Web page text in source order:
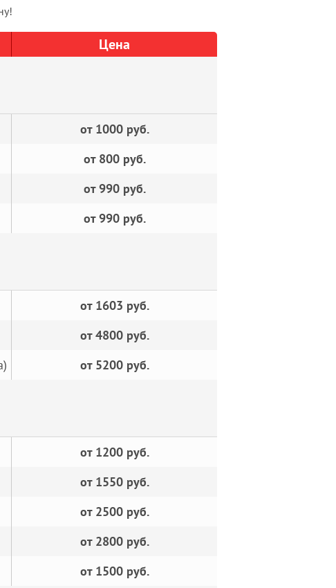
Цена
от 1000 руб.
от 800 руб.
от 990 руб.
от 990 руб.
от 1603 руб.
от 4800 руб.
от 5200 руб.
от 1200 руб.
от 1550 руб.
от 2500 руб.
от 2800 руб.
от 1500 руб.